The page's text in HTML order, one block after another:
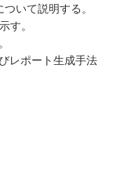
いて説明する。
す。
レポート生成手法